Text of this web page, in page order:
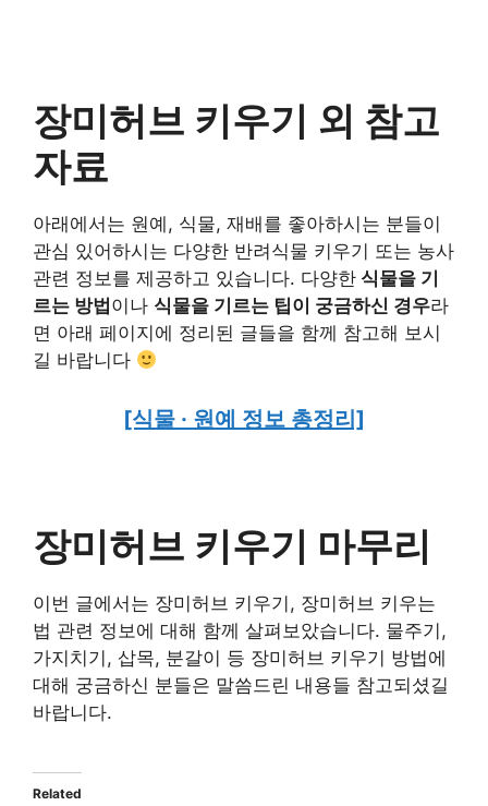
장미허브 키우기 외 참고
자료
아래에서는 원예, 식물, 재배를 좋아하시는 분들이
관심 있어하시는 다양한 반려식물 키우기 또는 농사
관련 정보를 제공하고 있습니다. 다양한 식물을 기
르는 방법 이나 식물을 기르는 팁이 궁금하신 경우라
면 아래 페이지에 정리된 글들을 함께 참고해 보시
길 바랍니다
[식물 · 원예 정보 총정리]
장미허브 키우기 마무리
이번 글에서는 장미허브 키우기, 장미허브 키우는
법 관련 정보에 대해 함께 살펴보았습니다. 물주기,
가지치기, 삽목, 분갈이 등 장미허브 키우기 방법에
대해 궁금하신 분들은 말씀드린 내용들 참고되셨길
바랍니다.
Related